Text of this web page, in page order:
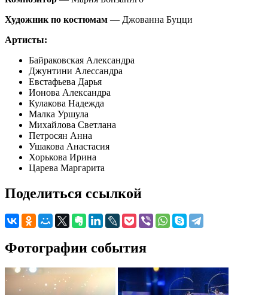
Художник по костюмам — Джованна Буцци
Артисты:
Байраковская Александра
Джунтини Алессандра
Евстафьева Дарья
Ионова Александра
Кулакова Надежда
Малка Уршула
Михайлова Светлана
Петросян Анна
Ушакова Анастасия
Хорькова Ирина
Царева Маргарита
Поделиться ссылкой
Фотографии события